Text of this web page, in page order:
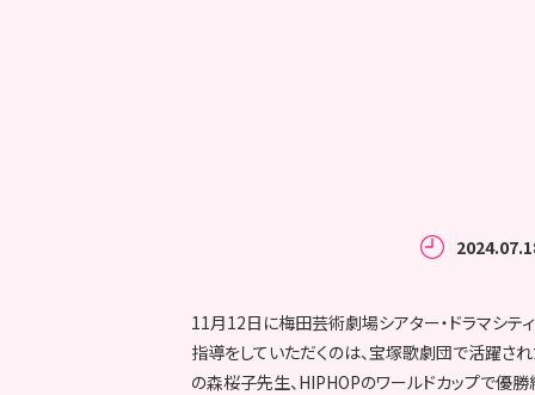
11月12日に梅田芸術劇場シアター・ドラマシ
指導をしていただくのは、宝塚歌劇団で活躍さ
の森桜子先生、HIPHOPのワールドカップで優